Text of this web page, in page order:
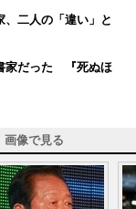
二人の「違い」と
家だった 『死ぬほ
画像で見る